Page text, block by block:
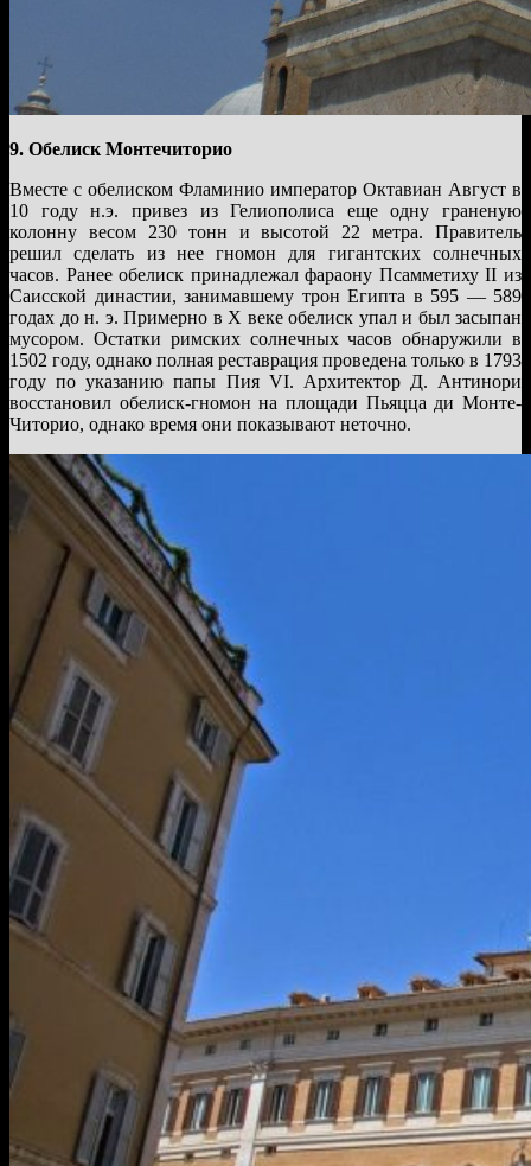
9. Обелиск Монтечиторио
Вместе с обелиском Фламинио император Октавиан Август в
10 году н.э. привез из Гелиополиса еще одну граненую
колонну весом 230 тонн и высотой 22 метра. Правитель
решил сделать из нее гномон для гигантских солнечных
часов. Ранее обелиск принадлежал фараону Псамметиху II из
Саисской династии, занимавшему трон Египта в 595 — 589
годах до н. э. Примерно в X веке обелиск упал и был засыпан
мусором. Остатки римских солнечных часов обнаружили в
1502 году, однако полная реставрация проведена только в 1793
году по указанию папы Пия VI. Архитектор Д. Антинори
восстановил обелиск-гномон на площади Пьяцца ди Монте-
Читорио, однако время они показывают неточно.